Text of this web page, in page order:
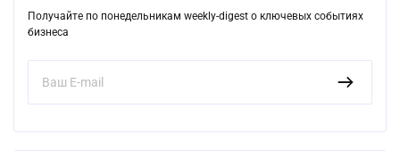
Получайте по понедельникам weekly-digest о ключевых событиях
бизнеса